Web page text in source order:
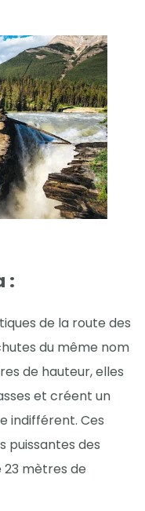
:
de la route des
du même nom
de hauteur, elles
et créent un
indifférent. Ces
puissantes des
23 mètres de